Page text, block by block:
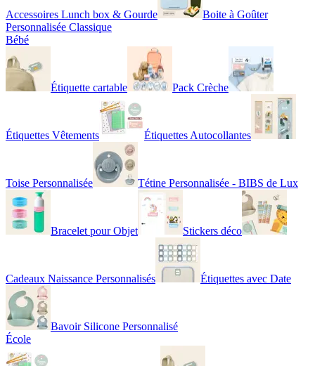
Accessoires Lunch box & Gourde
Boite à Goûter
Personnalisée Classique
Bébé
Étiquette cartable Pack Crèche
Étiquettes Vêtements Étiquettes Autocollantes
Toise Personnalisée Tétine Personnalisée - BIBS de Lux
Bracelet pour Objet Stickers déco
Cadeaux Naissance Personnalisés Étiquettes avec Date
Bavoir Silicone Personnalisé
École